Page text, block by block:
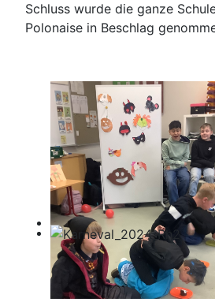
Schluss wurde die ganze
Polonaise in Beschlag